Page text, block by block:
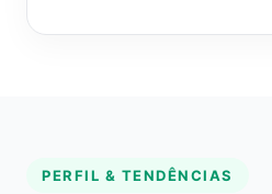
PERFIL & TENDÊNCIAS